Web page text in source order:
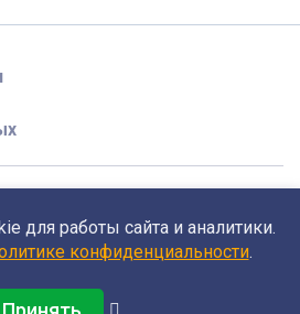
для работы сайта и аналитики.
конфиденциальности.